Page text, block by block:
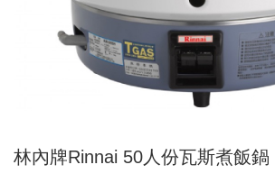
林內牌Rinnai 50人份瓦斯煮飯鍋